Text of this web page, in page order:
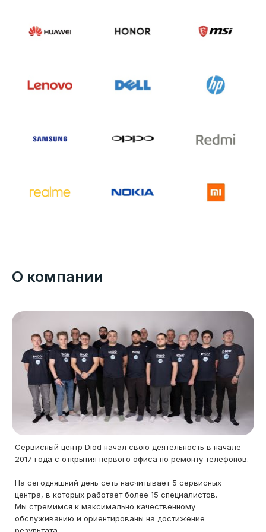
О компании
Сервисный центр Diod начал свою деятельность в начале
2017 года с открытия первого офиса по ремонту телефонов.
На сегодняшний день сеть насчитывает 5 сервисных
центра, в которых работает более 15 специалистов.
Мы стремимся к максимально качественному
обслуживанию и ориентированы на достижение